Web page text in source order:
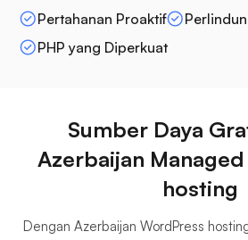
Pertahanan Proaktif
PHP yang Diperkuat
Sumber Daya
Azerbaijan
hosting
Dengan Azerbaijan WordPress